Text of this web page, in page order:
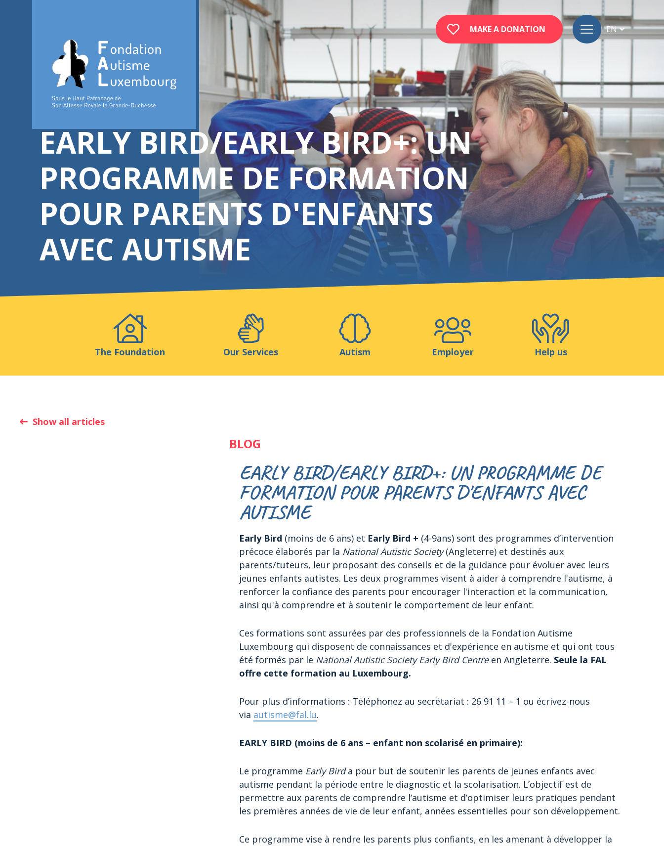
MAKE A DONATION EN
Home
Foundation
Services
Autism
Employer
Support us
EARLY BIRD/EARLY BIRD+: UN
PROGRAMME DE FORMATION
POUR PARENTS D'ENFANTS
AVEC AUTISME
The Foundation Our Services Autism Employer Help us
Show all articles
BLOG
EARLY BIRD/EARLY BIRD+: UN PROGRAMME DE
FORMATION POUR PARENTS D'ENFANTS AVEC
AUTISME
Early Bird (moins de 6 ans) et Early Bird + (4-9ans) sont des programmes d’intervention
précoce élaborés par la National Autistic Society(Angleterre) et destinés aux
parents/tuteurs, leur proposant des conseils et de la guidance pour évoluer avec leurs
jeunes enfants autistes. Les deux programmes visent à aider à comprendre l'autisme, à
renforcer la confiance des parents pour encourager l'interaction et la communication,
ainsi qu'à comprendre et à soutenir le comportement de leur enfant.
Ces formations sont assurées par des professionnels de la Fondation Autisme
Luxembourg qui disposent de connaissances et d'expérience en autisme et qui ont tous
été formés par le National Autistic Society Early Bird Centreen Angleterre. Seule la FAL
offre cette formation au Luxembourg.
Pour plus d’informations : Téléphonez au secrétariat : 26 91 11 – 1 ou écrivez-nous
via autisme@fal.lu.
EARLY BIRD (moins de 6 ans – enfant non scolarisé en primaire):
Le programme Early Birda pour but de soutenir les parents de jeunes enfants avec
autisme pendant la période entre le diagnostic et la scolarisation. L’objectif est de
permettre aux parents de comprendre l’autisme et d’optimiser leurs pratiques pendant
les premières années de vie de leur enfant, années essentielles pour son développement.
Ce programme vise à rendre les parents plus confiants, en les amenant à développer la